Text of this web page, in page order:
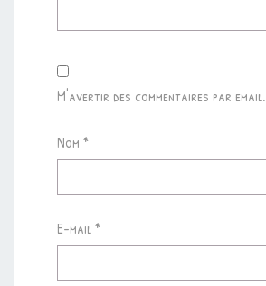
M'avertir des commentaires par email.
Nom *
E-mail*